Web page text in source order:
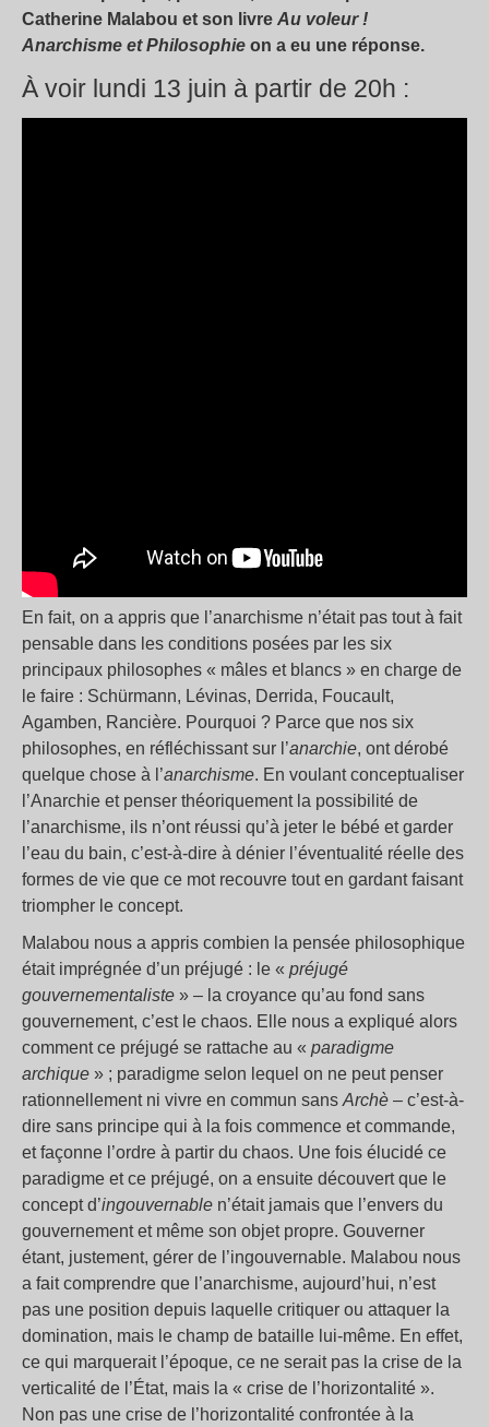
Catherine Malabou et son livre Au voleur !
Anarchisme et Philosophie on a eu une réponse.
À voir lundi 13 juin à partir de 20h :
En fait, on a appris que l’anarchisme n’était pas tout à fait
pensable dans les conditions posées par les six
principaux philosophes « mâles et blancs » en charge de
le faire : Schürmann, Lévinas, Derrida, Foucault,
Agamben, Rancière. Pourquoi ? Parce que nos six
philosophes, en réfléchissant sur l’anarchie, ont dérobé
quelque chose à l’anarchisme. En voulant conceptualiser
l’Anarchie et penser théoriquement la possibilité de
l’anarchisme, ils n’ont réussi qu’à jeter le bébé et garder
l’eau du bain, c’est-à-dire à dénier l’éventualité réelle des
formes de vie que ce mot recouvre tout en gardant faisant
triompher le concept.
Malabou nous a appris combien la pensée philosophique
était imprégnée d’un préjugé : le « préjugé
gouvernementaliste » – la croyance qu’au fond sans
gouvernement, c’est le chaos. Elle nous a expliqué alors
comment ce préjugé se rattache au « paradigme
archique » ; paradigme selon lequel on ne peut penser
rationnellement ni vivre en commun sans Archè – c’est-à-
dire sans principe qui à la fois commence et commande,
et façonne l’ordre à partir du chaos. Une fois élucidé ce
paradigme et ce préjugé, on a ensuite découvert que le
concept d’ingouvernable n’était jamais que l’envers du
gouvernement et même son objet propre. Gouverner
étant, justement, gérer de l’ingouvernable. Malabou nous
a fait comprendre que l’anarchisme, aujourd’hui, n’est
pas une position depuis laquelle critiquer ou attaquer la
domination, mais le champ de bataille lui-même. En effet,
ce qui marquerait l’époque, ce ne serait pas la crise de la
verticalité de l’État, mais la « crise de l’horizontalité ».
Non pas une crise de l’horizontalité confrontée à la